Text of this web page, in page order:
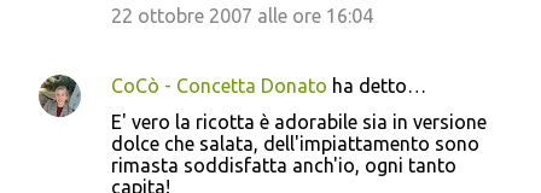
i
22 ottobre 2007 alle ore 16:04
CoCò - Concetta Donato ha detto…
E' vero la ricotta è adorabile sia in versione
dolce che salata, dell'impiattamento sono
rimasta soddisfatta anch'io, ogni tanto
capita!